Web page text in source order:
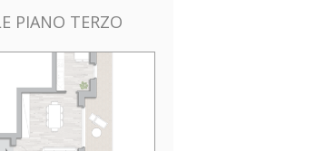
PIANO TERZO